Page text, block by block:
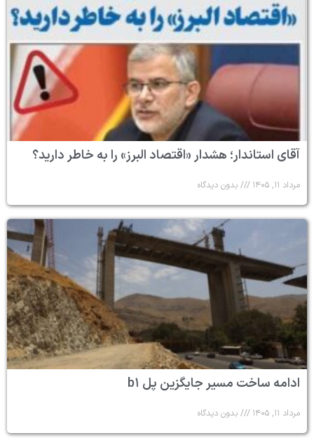
آقای استاندار؛ هشدار «اقتصاد البرز» را به خاطر دارید؟
مرداد ۱۱, ۱۴۰۵ بدون دیدگاه
ادامه ساخت مسیر جایگزین پل b۱
مرداد ۱۱, ۱۴۰۵ بدون دیدگاه